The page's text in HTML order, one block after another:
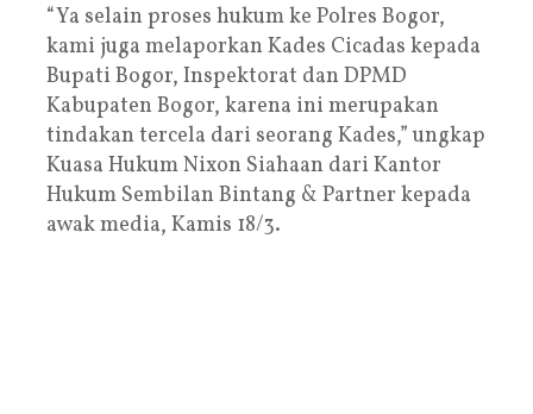
“Ya selain proses hukum ke Polres Bogor,
kami juga melaporkan Kades Cicadas kepada
Bupati Bogor, Inspektorat dan DPMD
Kabupaten Bogor, karena ini merupakan
tindakan tercela dari seorang Kades,” ungkap
Kuasa Hukum Nixon Siahaan dari Kantor
Hukum Sembilan Bintang & Partner kepada
awak media, Kamis 18/3.